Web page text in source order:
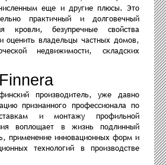
еще и другие плюсы. Это
практичный и долговечный
кровли, безупречные свойства
оценить владельцы частных домов,
недвижимости, складских
производитель, уже давно
признанного профессионала по
и монтажу профильной
воплощает в жизнь подлинный
применение инновационных форм и
технологий в производстве